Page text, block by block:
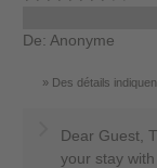
De: Anonyme
Des détails
Dear Guest,
your stay